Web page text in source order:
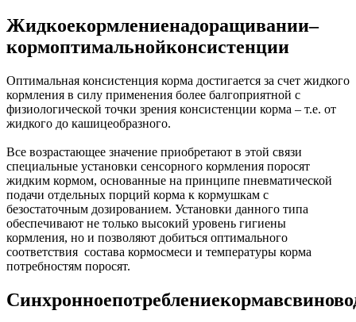
Жидкоекормлениенадоращивании–
кормоптимальнойконсистенции
Оптимальная консистенция корма достигается за счет жидкого
кормления в силу применения более балгоприятной с
физиологической точки зрения консистенции корма – т.е. от
жидкого до кашицеобразного.
Все возрастающее значение приобретают в этой связи
специальные установки сенсорного кормления поросят
жидким кормом, основанные на принципе пневматической
подачи отдельных порций корма к кормушкам с
безостаточным дозированием. Установки данного типа
обеспечивают не только высокий уровень гигиены
кормления, но и позволяют добиться оптимального
соответствия состава кормосмеси и температуры корма
потребностям поросят.
Синхронноепотреблениекормав